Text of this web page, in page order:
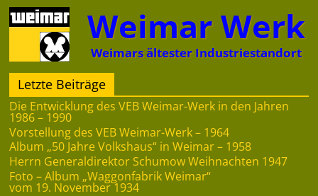
Zum
Inhalt
springen
Weimar Werk
Weimars ältester Industriestandort
Letzte Beiträge
Die Entwicklung des VEB Weimar-Werk in den Jahren
1986 – 1990
Vorstellung des VEB Weimar-Werk – 1964
Album „50 Jahre Volkshaus“ in Weimar – 1958
Herrn Generaldirektor Schumow Weihnachten 1947
Foto – Album „Waggonfabrik Weimar“
vom 19. November 1934